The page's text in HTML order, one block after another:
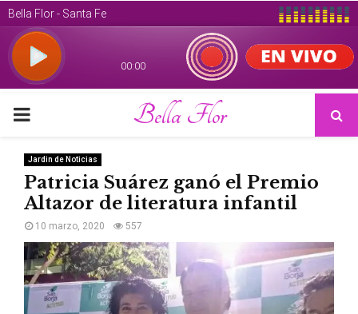
PRIMARY
MENU
Bella Flor
Jardin de Noticias
Patricia Suárez ganó el Premio
Altazor de literatura infantil
10 marzo, 2020 557